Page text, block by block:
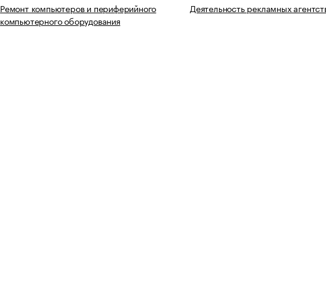
Ремонт компьютеров и периферийного
компьютерного оборудования
Деятельность рекламных